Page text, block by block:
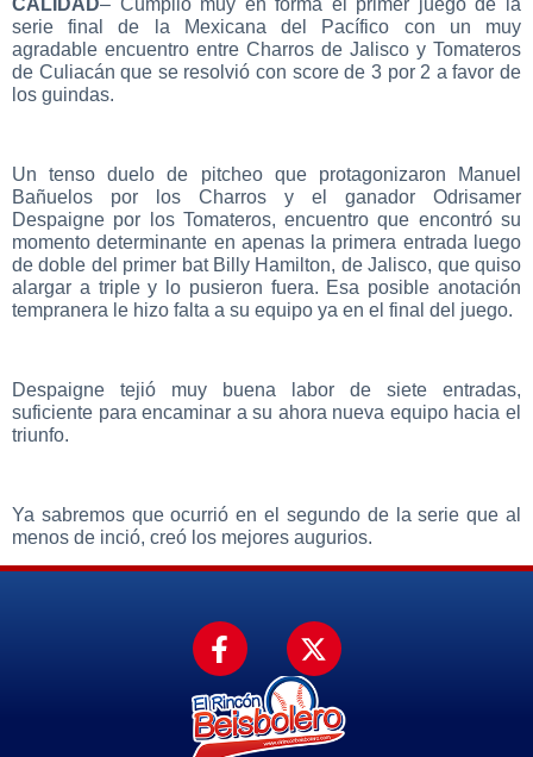
CALIDAD– Cumplió muy en forma el primer juego de la
serie final de la Mexicana del Pacífico con un muy
agradable encuentro entre Charros de Jalisco y Tomateros
de Culiacán que se resolvió con score de 3 por 2 a favor de
los guindas.
Un tenso duelo de pitcheo que protagonizaron Manuel
Bañuelos por los Charros y el ganador Odrisamer
Despaigne por los Tomateros, encuentro que encontró su
momento determinante en apenas la primera entrada luego
de doble del primer bat Billy Hamilton, de Jalisco, que quiso
alargar a triple y lo pusieron fuera. Esa posible anotación
tempranera le hizo falta a su equipo ya en el final del juego.
Despaigne tejió muy buena labor de siete entradas,
suficiente para encaminar a su ahora nueva equipo hacia el
triunfo.
Ya sabremos que ocurrió en el segundo de la serie que al
menos de inció, creó los mejores augurios.